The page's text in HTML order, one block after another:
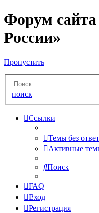
Форум
России»
Пропустить
поиск
Ссылки
Темы без
Активные
Поиск
FAQ
Вход
Регистрация